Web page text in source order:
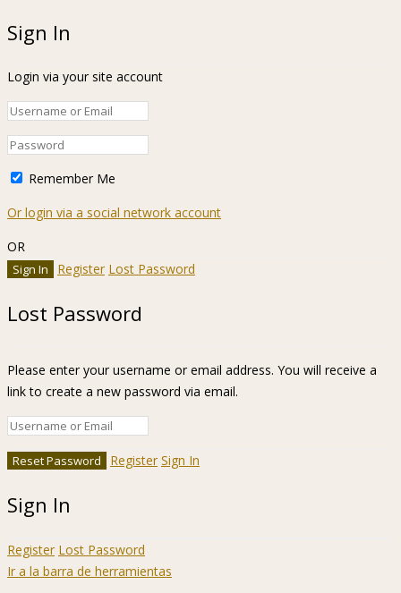
Sign In
Login via your site account
Remember Me
Or login via a social network account
OR
Register Lost Password
Lost Password
Please enter your username or email address. You will receive a
link to create a new password via email.
Register Sign In
Sign In
Register Lost Password
Ir a la barra de herramientas